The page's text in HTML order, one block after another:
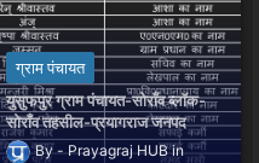
ग्राम पंचायत
युसुफपुर ग्राम पंचायत-सोराँव ब्लॉक-
सोराँव तहसील-प्रयागराज जनपद
Prayagraj HUB